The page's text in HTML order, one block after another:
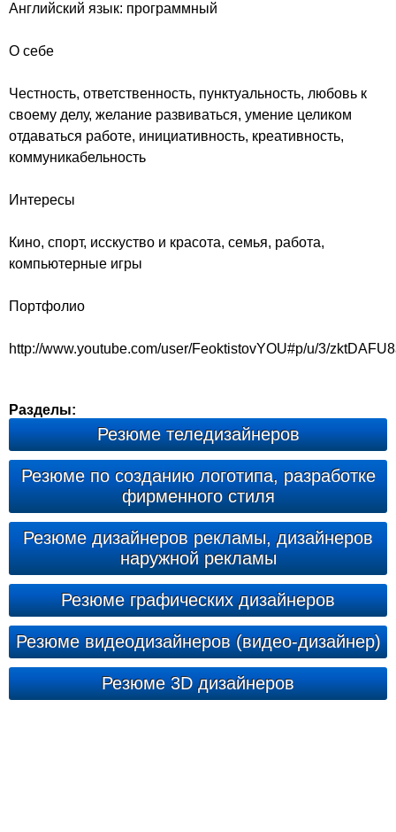
Английский язык: программный
О себе
Честность, ответственность, пунктуальность, любовь к
своему делу, желание развиваться, умение целиком
отдаваться работе, инициативность, креативность,
коммуникабельность
Интересы
Кино, спорт, исскуство и красота, семья, работа,
компьютерные игры
Портфолио
http://www.youtube.com/user/FeoktistovYOU#p/u/3/
Разделы:
Резюме теледизайнеров
Резюме по созданию логотипа, разработке
фирменного стиля
Резюме дизайнеров рекламы, дизайнеров
наружной рекламы
Резюме графических дизайнеров
Резюме видеодизайнеров (видео-дизайнер)
Резюме 3D дизайнеров